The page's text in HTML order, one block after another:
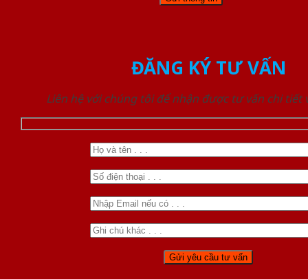
ĐĂNG KÝ TƯ VẤN
Liên hệ với chúng tôi để nhận được tư vấn chi tiết